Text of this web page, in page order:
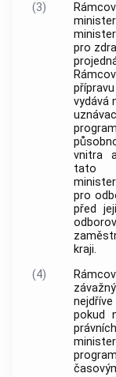
(3)
pro
vydává
vnitra
tato
pro
před
kraji.
(4)
pokud